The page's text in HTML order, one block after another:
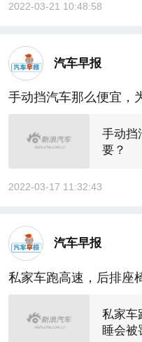
2022-03-21 10:48:58
汽车早报
手动挡汽车那么便宜，
手动挡
要？
2022-03-17 11:32:43
汽车早报
私家车跑高速，后排座
私家车
睡会被